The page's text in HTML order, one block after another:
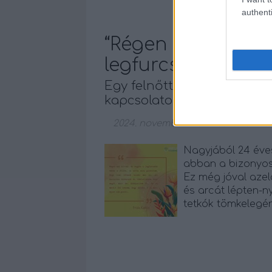
“Régen azt
legfurcsább
Egy felnőtt kliens
kapcsolatokról későn
2024. november 27.-
Nagyjából 24
abban a
Ez még jóval
és arcát lépten-
tetkók